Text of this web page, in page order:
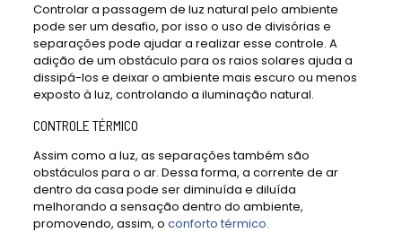
Controlar a passagem de luz natural pelo ambiente
pode ser um desafio, por isso o uso de divisórias e
separações pode ajudar a realizar esse controle. A
adição de um obstáculo para os raios solares ajuda a
dissipá-los e deixar o ambiente mais escuro ou menos
exposto à luz, controlando a iluminação natural.
CONTROLE TÉRMICO
Assim como a luz, as separações também são
obstáculos para o ar. Dessa forma, a corrente de ar
dentro da casa pode ser diminuída e diluída
melhorando a sensação dentro do ambiente,
promovendo, assim, o conforto térmico.